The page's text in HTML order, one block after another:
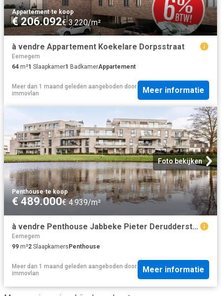
Appartement·te koop
€ 206.092€ 3.220/m²
à vendre Appartement Koekelare Dorpsstraat
Eernegem
64 m²1 Slaapkamer1 BadkamerAppartement
Meer dan 1 maand geleden aangeboden door
immovlan
Meer informatie
Foto bekijken
Penthouse·te koop
€ 489.000€ 4.939/m²
à vendre Penthouse Jabbeke Pieter Derudderstraat
Eernegem
99 m²2 SlaapkamersPenthouse
Meer dan 1 maand geleden aangeboden door
immovlan
Meer informatie